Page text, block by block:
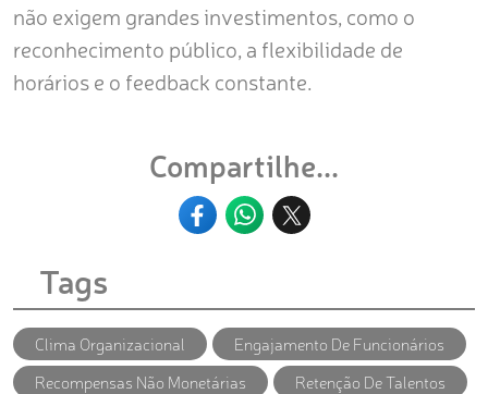
não exigem grandes investimentos, como o
reconhecimento público, a flexibilidade de
horários e o feedback constante.
Compartilhe...
Tags
Clima Organizacional
Engajamento De Funcionários
Recompensas Não Monetárias
Retenção De Talentos